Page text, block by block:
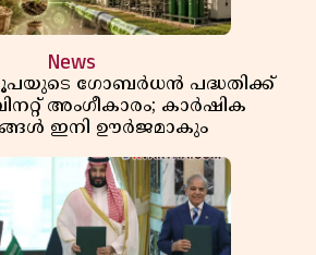
News
രൂപയുടെ ഗോബർധൻ പദ്ധതിക്ക്
അംഗീകാരം; കാർഷിക
ഇനി ഊർജമാകും